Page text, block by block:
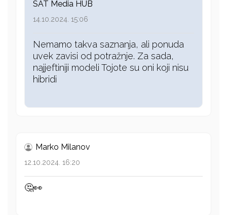
SAT Media HUB
14.10.2024. 15:06
Nemamo takva saznanja, ali ponuda
uvek zavisi od potražnje. Za sada,
najjeftiniji modeli Tojote su oni koji nisu
hibridi
Marko Milanov
12.10.2024. 16:20
🤔👀